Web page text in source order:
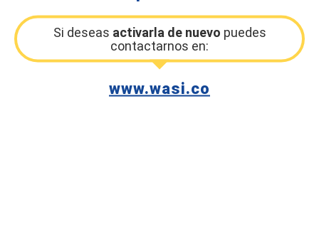
Si deseas activarla de nuevo puedes
contactarnos en:
www.wasi.co